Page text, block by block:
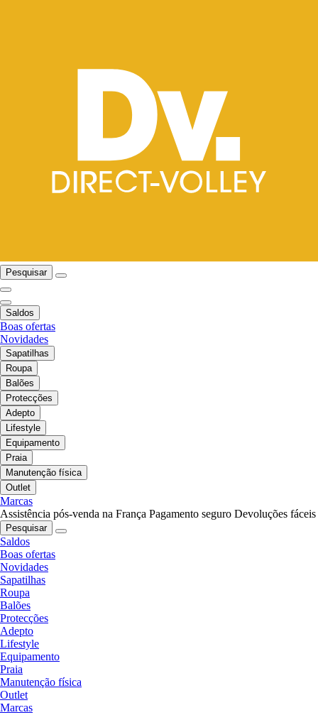
Pesquisar
Saldos
Boas ofertas
Novidades
Sapatilhas
Roupa
Balões
Protecções
Adepto
Lifestyle
Equipamento
Praia
Manutenção física
Outlet
Marcas
Assistência pós-venda na França Pagamento seguro Devoluções fáceis
Pesquisar
Saldos
Boas ofertas
Novidades
Sapatilhas
Roupa
Balões
Protecções
Adepto
Lifestyle
Equipamento
Praia
Manutenção física
Outlet
Marcas